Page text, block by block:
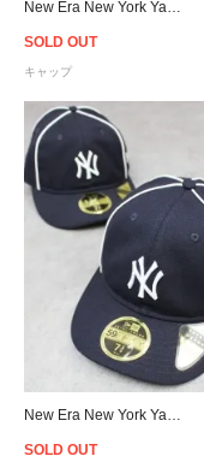
SOLD OUT
キャップ
SOLD OUT